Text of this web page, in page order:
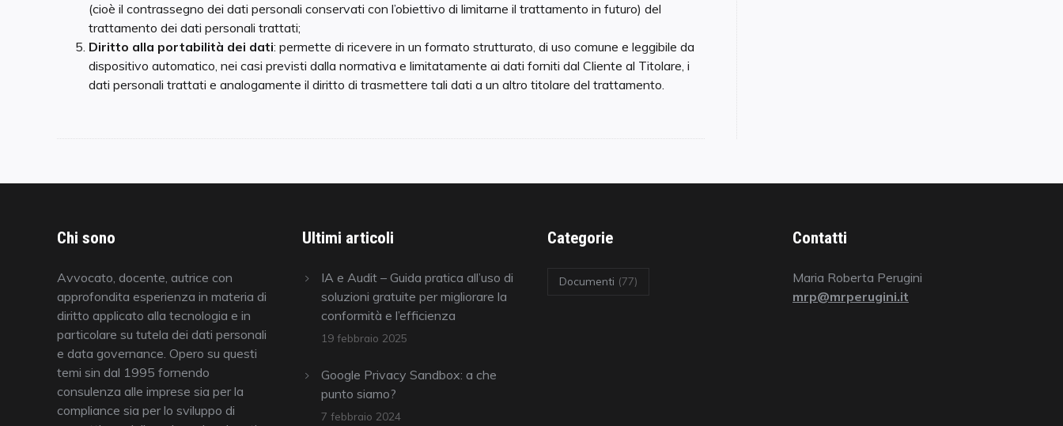
(cioè il contrassegno dei dati personali conservati con l’obiettivo di limitarne il trattamento in futuro) del
trattamento dei dati personali trattati;
Diritto alla portabilità dei dati: permette di ricevere in un formato strutturato, di uso comune e leggibile da
dispositivo automatico, nei casi previsti dalla normativa e limitatamente ai dati forniti dal Cliente al Titolare, i
dati personali trattati e analogamente il diritto di trasmettere tali dati a un altro titolare del trattamento.
Chi sono
Avvocato, docente, autrice con
approfondita esperienza in materia di
diritto applicato alla tecnologia e in
particolare su tutela dei dati personali
e data governance. Opero su questi
temi sin dal 1995 fornendo
consulenza alle imprese sia per la
compliance sia per lo sviluppo di
Ultimi articoli
IA e Audit – Guida pratica all’uso di
soluzioni gratuite per migliorare la
conformità e l’efficienza
19 febbraio 2025
Google Privacy Sandbox: a che
punto siamo?
7 febbraio 2024
Categorie
Documenti (77)
Contatti
Maria Roberta Perugini
mrp@mrperugini.it